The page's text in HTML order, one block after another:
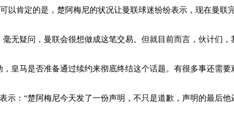
以肯定的是，楚阿梅尼的状况让曼联球迷纷纷表示，现在曼
无疑问，曼联会很想做成这笔交易。但就目前而言，伙计们
皇马是否准备通过续约来彻底终结这个话题。有很多事还需
：“楚阿梅尼今天发了一份声明，不只是道歉，声明的最后